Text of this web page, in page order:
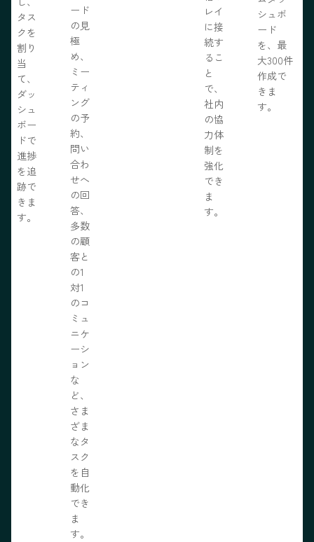
タス
クを
割り
当
て、
ダッ
シュ
ボー
ドで
進捗
を追
跡で
きま
す。
ード
の見
極
め、
ミー
ティ
ング
の予
約、
問い
合わ
せへ
の回
答、
多数
の顧
客と
の1
対1
のコ
ミュ
ニケ
ーシ
ョン
な
ど、
さま
ざま
なタ
スク
を自
動化
でき
ま
す。
レイ
に接
続す
るこ
と
で、
社内
の協
力体
制を
強化
でき
ま
す。
シュボ
ード
を、最
大300件
作成で
きま
す。